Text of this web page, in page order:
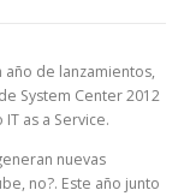
de lanzamientos,
System Center 2012
as a Service.
nuevas
no?. Este año junto